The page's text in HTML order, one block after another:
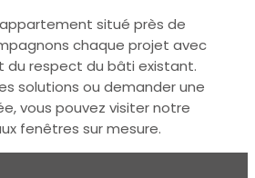
situé près de
chaque projet avec
du respect du bâti existant.
solutions ou demander une
vous pouvez visiter notre
fenêtres sur mesure.